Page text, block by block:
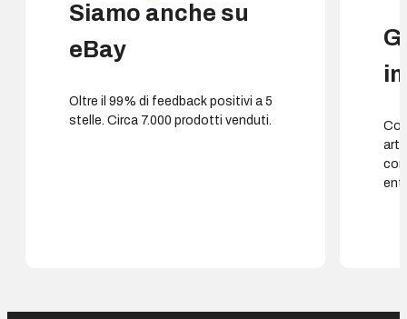
Siamo anche su
eBay
Oltre il 99% di feedback positivi a 5
stelle. Circa 7.000 prodotti venduti.